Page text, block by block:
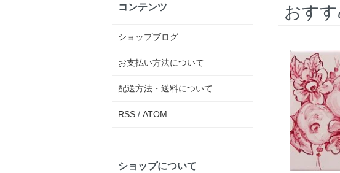
おす
コンテンツ
ショップブログ
お支払い方法について
配送方法・送料について
RSS / ATOM
ショップについて